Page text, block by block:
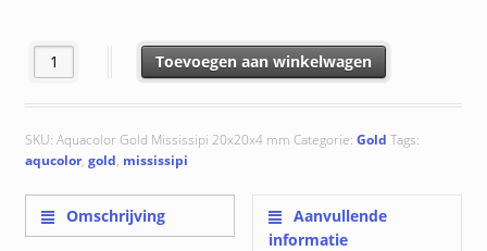
Mississipi 20x20x4 mm aantalToevoegen aan winkelwagen
SKU: Aquacolor Gold Mississipi 20x20x4 mm Categorie: Gold Tags:
aqucolor, gold, mississipi
Omschrijving
Aanvullende
informatie